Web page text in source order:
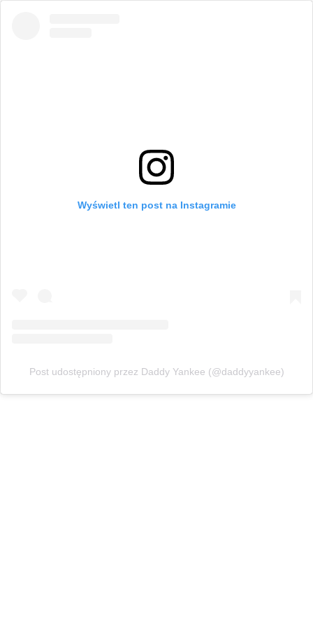
Wyświetl ten post na Instagramie
Post udostępniony przez Daddy Yankee (@daddyyankee)